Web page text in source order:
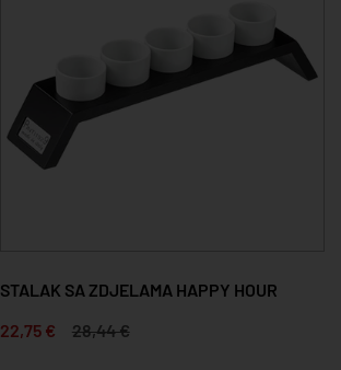
STALAK SA ZDJELAMA HAPPY HOUR
22,75 €
28,44 €